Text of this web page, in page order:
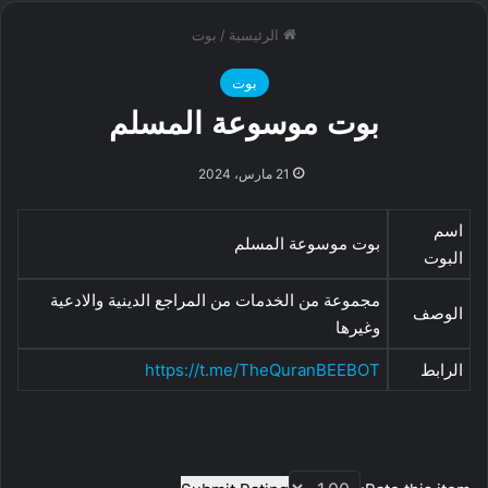
الرئيسية / بوت
بوت
بوت موسوعة المسلم
21 مارس، 2024
اسم
البوت
بوت موسوعة المسلم
الوصف
مجموعة من الخدمات من المراجع الدينية والادعية
وغيرها
الرابط https://t.me/TheQuranBEEBOT